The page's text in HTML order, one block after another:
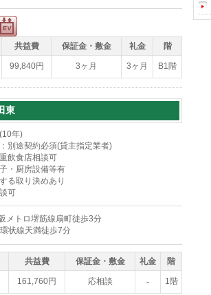
共益費 保証金・敷金 礼金 階
99,840円 3ヶ月 3ヶ月 B1階
東
年)
別途契約必須(貸主指定業者)
飲食店相談可
・厨房設備等有
る取り決めあり
可
メトロ堺筋線扇町徒歩3分
状線天満徒歩7分
共益費 保証金・敷金 礼金 階
161,760円 応相談 - 1階